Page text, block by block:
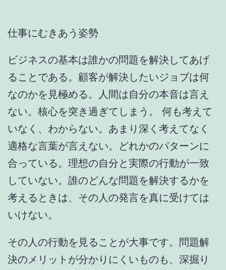
仕事にむきあう姿勢
ビジネスの基本は誰かの問題を解決してあげ
ることである。顧客が解決したいジョブは何
なのかを見極める。人間は自分の本音は言え
ない。核心を突き過ぎてしまう。 何も考えて
いなく、わからない。あまり深く考えてなく
適格な言葉が言えない。どれかのパターンに
合っている。理想の自分と実際の行動が一致
していない。誰のどんな問題を解決するかを
考えるときは、その人の発言を真に受けては
いけない。
その人の行動を見ることが大事です。問題解
決のメリットが分かりにくいものも、深掘り